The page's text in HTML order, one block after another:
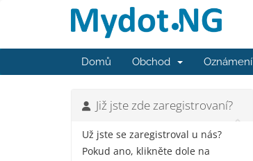
Domů Obchod Oznámení
Již jste zde zaregistrovaní?
Už jste se zaregistroval u nás?
Pokud ano, klikněte dole na